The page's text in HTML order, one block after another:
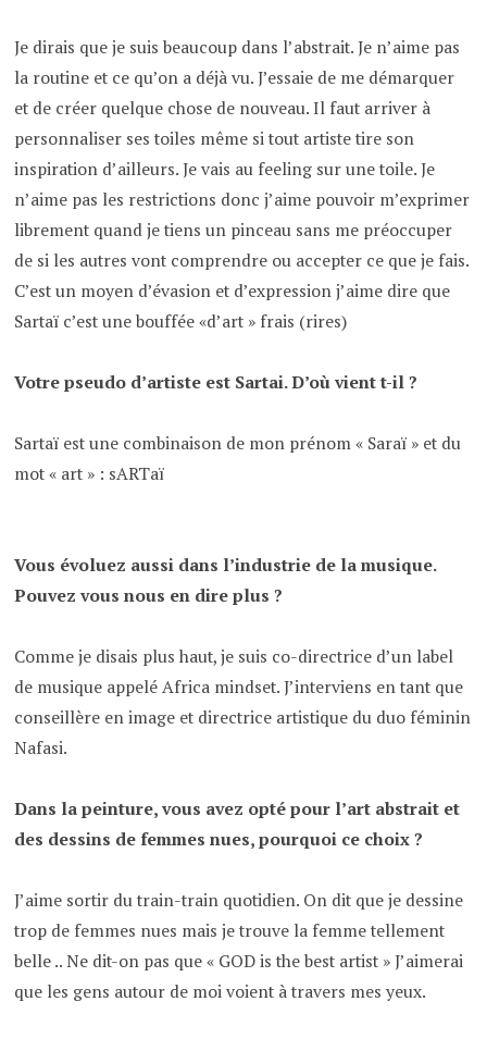
Je dirais que je suis beaucoup dans l’abstrait. Je n’aime pas
la routine et ce qu’on a déjà vu. J’essaie de me démarquer
et de créer quelque chose de nouveau. Il faut arriver à
personnaliser ses toiles même si tout artiste tire son
inspiration d’ailleurs. Je vais au feeling sur une toile. Je
n’aime pas les restrictions donc j’aime pouvoir m’exprimer
librement quand je tiens un pinceau sans me préoccuper
de si les autres vont comprendre ou accepter ce que je fais.
C’est un moyen d’évasion et d’expression j’aime dire que
Sartaï c’est une bouffée «d’art » frais (rires)
Votre pseudo d’artiste est Sartai. D’où vient t-il ?
Sartaï est une combinaison de mon prénom « Saraï » et du
mot « art » : sARTaï
Vous évoluez aussi dans l’industrie de la musique.
Pouvez vous nous en dire plus ?
Comme je disais plus haut, je suis co-directrice d’un label
de musique appelé Africa mindset. J’interviens en tant que
conseillère en image et directrice artistique du duo féminin
Nafasi.
Dans la peinture, vous avez opté pour l’art abstrait et
des dessins de femmes nues, pourquoi ce choix ?
J’aime sortir du train-train quotidien. On dit que je dessine
trop de femmes nues mais je trouve la femme tellement
belle .. Ne dit-on pas que « GOD is the best artist » J’aimerai
que les gens autour de moi voient à travers mes yeux.